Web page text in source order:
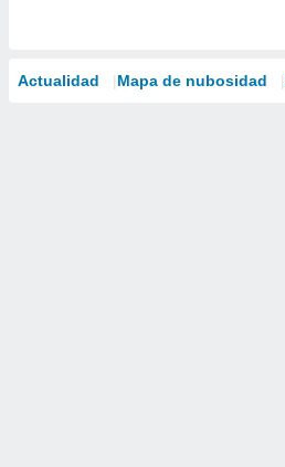
Actualidad Mapa de nubosidad